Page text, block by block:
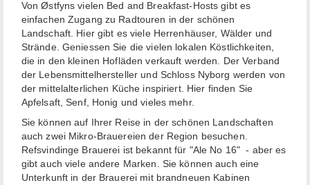
Von Østfyns vielen Bed and Breakfast-Hosts gibt es
einfachen Zugang zu Radtouren in der schönen
Landschaft. Hier gibt es viele Herrenhäuser, Wälder und
Strände. Geniessen Sie die vielen lokalen Köstlichkeiten,
die in den kleinen Hofläden verkauft werden. Der Verband
der Lebensmittelhersteller und Schloss Nyborg werden von
der mittelalterlichen Küche inspiriert. Hier finden Sie
Apfelsaft, Senf, Honig und vieles mehr.
Sie können auf Ihrer Reise in der schönen Landschaften
auch zwei Mikro-Brauereien der Region besuchen.
Refsvindinge Brauerei ist bekannt für "Ale No 16" - aber es
gibt auch viele andere Marken. Sie können auch eine
Unterkunft in der Brauerei mit brandneuen Kabinen